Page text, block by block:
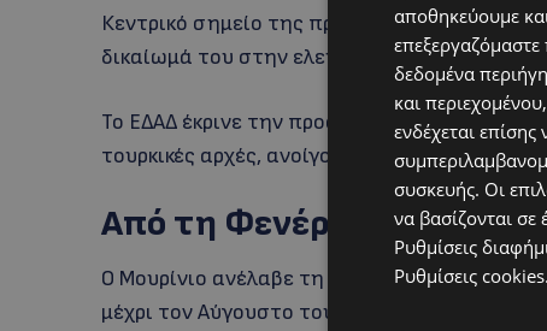
Κεντρικό σημείο της προσφυγής αποτελεί ο
δικαίωμά του στην ελευθερία της έκφρασης.
Το ΕΔΑΔ έκρινε την προσφυγή παραδεκτή
τουρκικές αρχές, ανοίγοντας ουσιαστικά
Από τη Φενέρ στην
Ο Μουρίνιο ανέλαβε τη Φενέρμπαχτσε το
μέχρι τον Αύγουστο του 2025, όταν
αποθηκεύουμε
δεδομένα
και
ενδέχεται
συσκευής. Οι
να βασίζονται σε
Ρυθμίσεις
Ρυθμίσεις cookies.